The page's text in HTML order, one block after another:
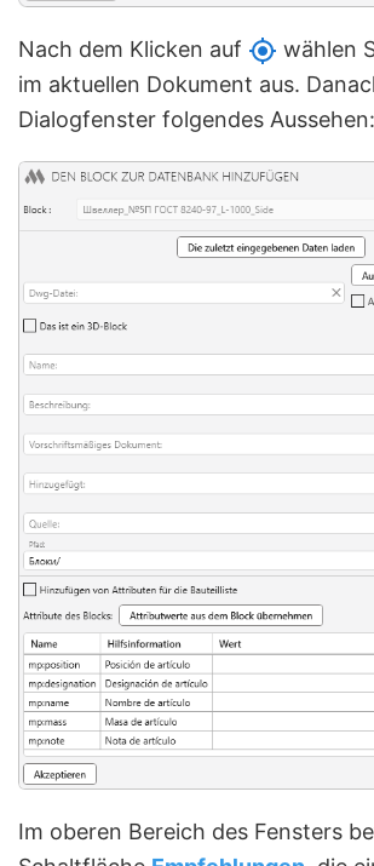
Nach dem Klicken auf
wählen
im aktuellen Dokument aus.
Dialogfenster folgendes Aussehen:
Im oberen Bereich des Fensters